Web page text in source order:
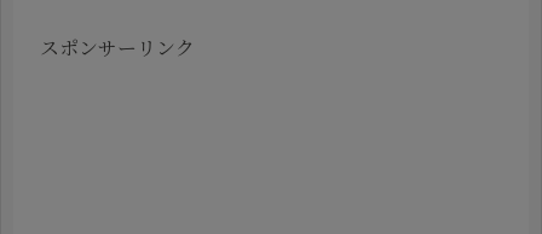
スポンサーリンク